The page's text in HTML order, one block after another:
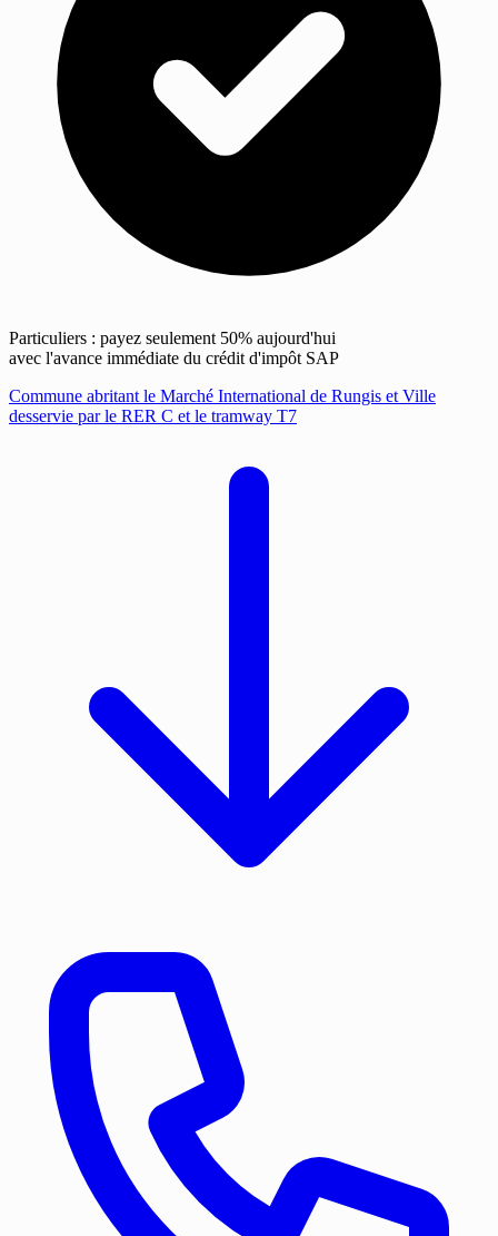
Particuliers : payez seulement 50% aujourd'hui
avec l'avance immédiate du crédit d'impôt SAP
Commune abritant le Marché International de Rungis et Ville
desservie par le RER C et le tramway T7